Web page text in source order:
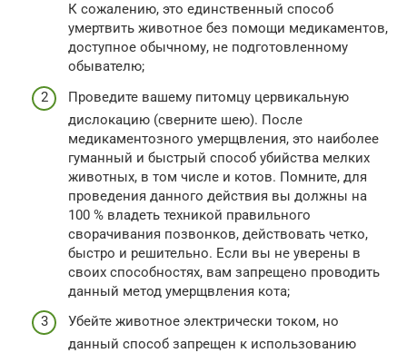
К сожалению, это единственный способ
умертвить животное без помощи медикаментов,
доступное обычному, не подготовленному
обывателю;
Проведите вашему питомцу цервикальную
дислокацию (сверните шею). После
медикаментозного умерщвления, это наиболее
гуманный и быстрый способ убийства мелких
животных, в том числе и котов. Помните, для
проведения данного действия вы должны на
100 % владеть техникой правильного
сворачивания позвонков, действовать четко,
быстро и решительно. Если вы не уверены в
своих способностях, вам запрещено проводить
данный метод умерщвления кота;
Убейте животное электрически током, но
данный способ запрещен к использованию